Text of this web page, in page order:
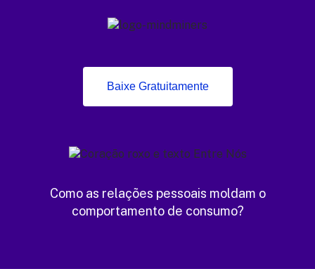
Baixe Gratuitamente
Como as relações pessoais moldam o
comportamento de consumo?